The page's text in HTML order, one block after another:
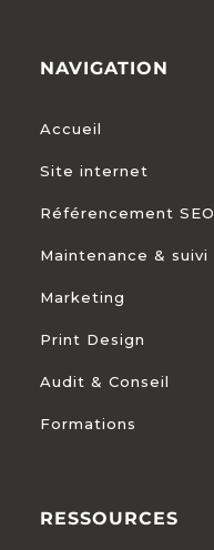
NAVIGATION
Accueil
Site internet
Référencement SEO
Maintenance & suivi
Marketing
Print Design
Audit & Conseil
Formations
RESSOURCES